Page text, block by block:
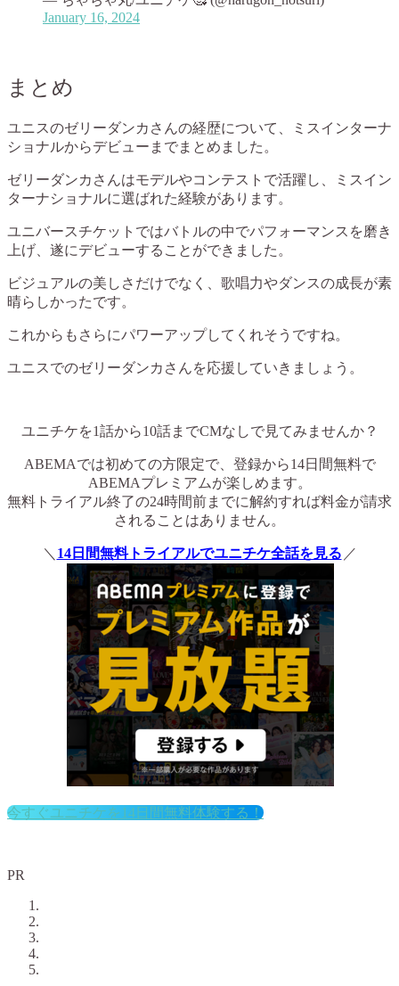
January 16, 2024
まとめ
ユニスのゼリーダンカさんの経歴について、ミスインターナ
ショナルからデビューまでまとめました。
ゼリーダンカさんはモデルやコンテストで活躍し、ミスイン
ターナショナルに選ばれた経験があります。
ユニバースチケットではバトルの中でパフォーマンスを磨き
上げ、遂にデビューすることができました。
ビジュアルの美しさだけでなく、歌唱力やダンスの成長が素
晴らしかったです。
これからもさらにパワーアップしてくれそうですね。
ユニスでのゼリーダンカさんを応援していきましょう。
ユニチケを1話から10話までCMなしで見てみませんか？
ABEMAでは初めての方限定で、登録から14日間無料で
ABEMAプレミアムが楽しめます。
無料トライアル終了の24時間前までに解約すれば料金が請求
されることはありません。
＼ 14日間無料トライアルでユニチケ全話を見る ／
今すぐユニチケを14日間無料体験する！
PR